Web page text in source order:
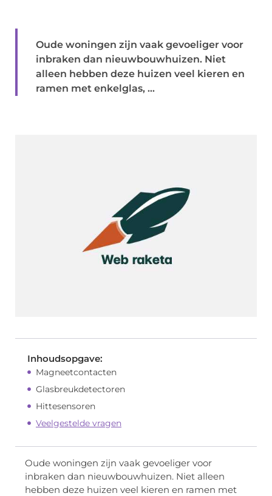
Oude woningen zijn vaak gevoeliger voor
inbraken dan nieuwbouwhuizen. Niet
alleen hebben deze huizen veel kieren en
ramen met enkelglas, ...
Inhoudsopgave:
Magneetcontacten
Glasbreukdetectoren
Hittesensoren
Veelgestelde vragen
Oude woningen zijn vaak gevoeliger voor
inbraken dan nieuwbouwhuizen. Niet alleen
hebben deze huizen veel kieren en ramen met